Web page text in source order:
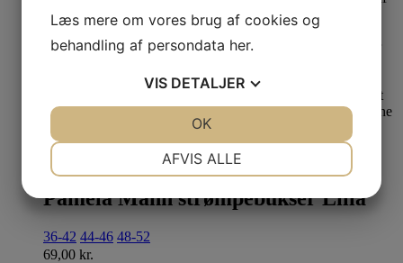
Se produktDette vare har flere varianter. Mulighederne kan
Pamela Mann strømpebukser Lilla
36-42 44-46 48-52
69,00 kr.
Læs mere om vores brug af cookies og
behandling af persondata her.
VIS DETALJER
AFVIS ALLE
OK